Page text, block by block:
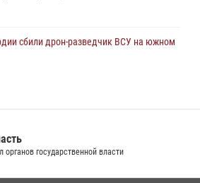
сбили дрон-разведчик ВСУ на южном
государственной власти